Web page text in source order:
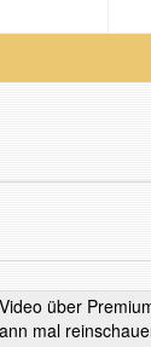
über
mal